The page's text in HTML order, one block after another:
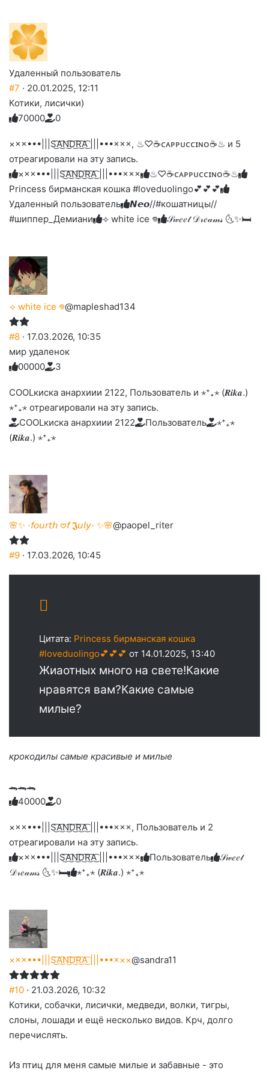
Удаленный пользователь
#7 · 20.01.2025, 12:11
Котики, лисички)
Голосуйте
вверх.
7
Нажмите
реакцию:
улыбаюсь
0
Нажмите
реакцию:
смеюсь
до
слез
0
Нажмите
реакцию:
печаль
0
Нажмите
реакцию:
плачу
0
Нажмите
благодарю
0
×××•••|||S͜͡A͜͡N͜͡D͜͡R͜͡A͜͡ |||•••×××, ♨♡☕️ᴄᴀᴘᴘᴜᴄᴄɪɴᴏ☕️♨ и 5
отреагировали на эту запись.
×××•••|||S͜͡A͜͡N͜͡D͜͡R͜͡A͜͡ |||•••×××
♨♡☕️ᴄᴀᴘᴘᴜᴄᴄɪɴᴏ☕️♨
Princess бирманская кошка #loveduolingo💕💕💕
Удаленный пользователь
𝙉𝙚𝙤//#кошатницы//
#шиппер_Демиани
⟢ white ice 𖦹 𝒮𝓌𝑒𝑒𝓉 𝒟𝓇𝑒𝒶𝓂𝓈 🌜✨🛏️
⟢ white ice 𖦹@mapleshad134
#8 · 17.03.2026, 10:35
мир удаленок
Голосуйте
вверх.
0
Нажмите
реакцию:
0
Нажмите
реакцию:
до
слез
0
Нажмите
реакцию:
0
Нажмите
реакцию:
0
Нажмите
благодарю
3
COOLкиска анархиии 2122, Пользователь и ⋆⁺₊⋆ (𝑹𝒊𝒌𝒂.)
⋆⁺₊⋆ отреагировали на эту запись.
COOLкиска анархиии 2122
Пользователь
⋆⁺₊⋆
(𝑹𝒊𝒌𝒂.) ⋆⁺₊⋆
🌸✨ ⋅𝘧𝘰𝘶𝘳𝘵𝘩 𖹭𝘧 𝕵𝘶𝘭𝘺⋅ ✨🌸@paopel_riter
#9 · 17.03.2026, 10:45
Цитата: Princess бирманская кошка
#loveduolingo💕💕💕 от 14.01.2025, 13:40
Жиаотных много на свете!Какие
нравятся вам?Какие самые
милые?
крокодилы самые красивые и милые
🐊🐊🐊
Голосуйте
вверх.
4
Нажмите
реакцию:
улыбаюсь
0
Нажмите
реакцию:
смеюсь
до
слез
0
Нажмите
реакцию:
печаль
0
Нажмите
реакцию:
плачу
0
Нажмите
благодарю
0
×××•••|||S͜͡A͜͡N͜͡D͜͡R͜͡A͜͡ |||•••×××, Пользователь и 2
отреагировали на эту запись.
×××•••|||S͜͡A͜͡N͜͡D͜͡R͜͡A͜͡ |||•••×××
Пользователь
𝒮𝓌𝑒𝑒𝓉
𝒟𝓇𝑒𝒶𝓂𝓈 🌜✨🛏️
⋆⁺₊⋆ (𝑹𝒊𝒌𝒂.) ⋆⁺₊⋆
×××•••|||S͜͡A͜͡N͜͡D͜͡R͜͡A͜͡ |||•••×××@sandra11
#10 · 21.03.2026, 10:32
Котики, собачки, лисички, медведи, волки, тигры,
слоны, лошади и ещё несколько видов. Крч, долго
перечислять.
Из птиц для меня самые милые и забавные - это